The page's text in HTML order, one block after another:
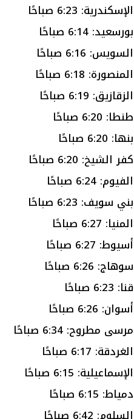
الإسكندرية: 6:23 صباحًا
بورسعيد: 6:14 صباحًا
السويس: 6:16 صباحًا
المنصورة: 6:18 صباحًا
الزقازيق: 6:19 صباحًا
طنطا: 6:20 صباحًا
بنها: 6:20 صباحًا
كفر الشيخ: 6:20 صباحًا
الفيوم: 6:24 صباحًا
بني سويف: 6:23 صباحًا
المنيا: 6:27 صباحًا
أسيوط: 6:27 صباحًا
سوهاج: 6:26 صباحًا
قنا: 6:23 صباحًا
أسوان: 6:26 صباحًا
مرسى مطروح: 6:34 صباحًا
الغردقة: 6:17 صباحًا
الإسماعيلية: 6:15 صباحًا
دمياط: 6:15 صباحًا